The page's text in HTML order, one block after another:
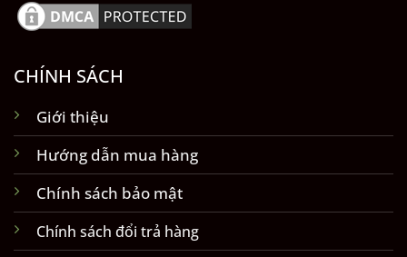
CHÍNH SÁCH
Giới thiệu
Hướng dẫn mua hàng
Chính sách bảo mật
Chính sách đổi trả hàng